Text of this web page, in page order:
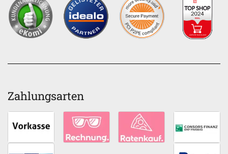
Zahlungsarten